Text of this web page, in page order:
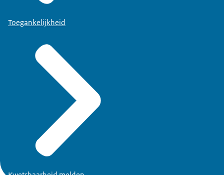
Toegankelijkheid